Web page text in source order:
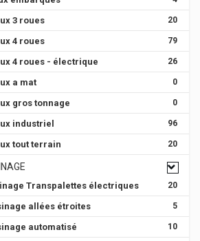
3 roues 20
4 roues 79
4 roues - électrique 26
a mat 0
gros tonnage 0
industriel 96
tout terrain 20
Transpalettes électriques 20
allées étroites 5
automatisé 10